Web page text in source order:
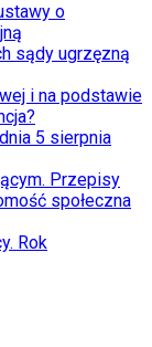
o
sądy ugrzęzną
i na podstawie
5 sierpnia
Przepisy
społeczna
Rok